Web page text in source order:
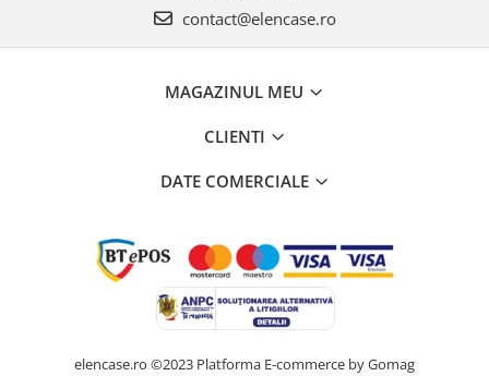
contact@elencase.ro
MAGAZINUL MEU
CLIENTI
DATE COMERCIALE
elencase.ro ©2023 Platforma E-commerce by Gomag